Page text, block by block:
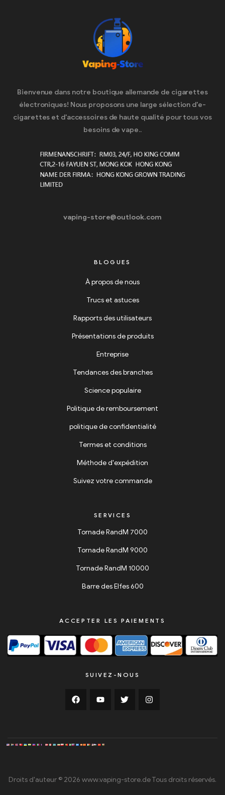
Bienvenue dans notre boutique allemande de cigarettes
électroniques! Nous proposons une large sélection d'e-
cigarettes et d'accessoires de haute qualité pour tous vos
besoins de vape..
vaping-store@outlook.com
BLOGUES
À propos de nous
Trucs et astuces
Rapports des utilisateurs
Présentations de produits
Entreprise
Tendances des branches
Science populaire
Politique de remboursement
politique de confidentialité
Termes et conditions
Méthode d'expédition
Suivez votre commande
SERVICES
Tornade RandM 7000
Tornade RandM 9000
Tornade RandM 10000
Barre des Elfes 600
ACCEPTER LES PAIEMENTS
SUIVEZ-NOUS
Droits d'auteur © 2026 www.vaping-store.de Tous droits réservés.